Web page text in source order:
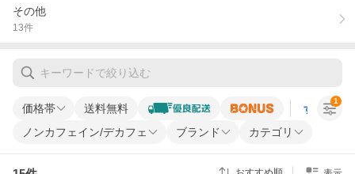
その他
13件
価格帯 送料無料 すべての条
ノンカフェイン/デカフェ ブランド カテゴリ
1